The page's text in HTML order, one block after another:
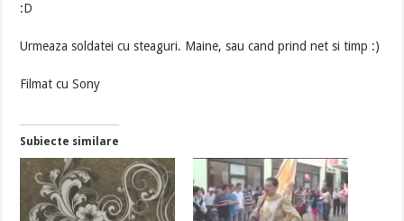
:D
Urmeaza soldatei cu steaguri. Maine, sau cand prind net si timp :)
Filmat cu Sony
Subiecte similare